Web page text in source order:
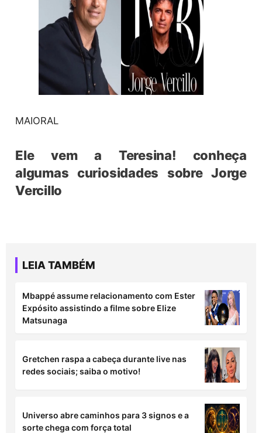
MAIORAL
Ele vem a Teresina! conheça
algumas curiosidades sobre Jorge
Vercillo
LEIA TAMBÉM
Mbappé assume relacionamento com Ester
Expósito assistindo a filme sobre Elize
Matsunaga
Gretchen raspa a cabeça durante live nas
redes sociais; saiba o motivo!
Universo abre caminhos para 3 signos e a
sorte chega com força total